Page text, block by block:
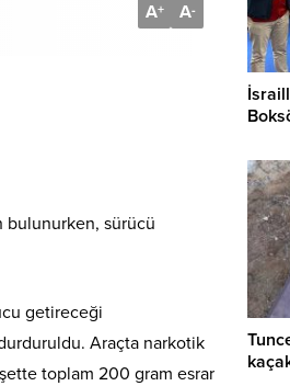
A+ A-
bulunurken, sürücü
getireceği
Araçta narkotik
toplam 200 gram esrar